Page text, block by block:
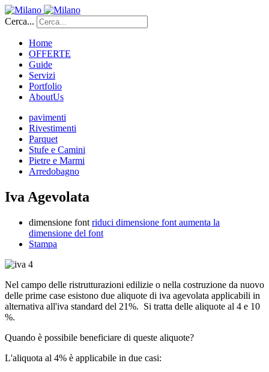
Cerca...
Home
OFFERTE
Guide
Servizi
Portfolio
AboutUs
pavimenti
Rivestimenti
Parquet
Stufe e Camini
Pietre e Marmi
Arredobagno
Iva Agevolata
dimensione font riduci dimensione font aumenta la
dimensione del font
Stampa
Nel campo delle ristrutturazioni edilizie o nella costruzione da nuovo
delle prime case esistono due aliquote di iva agevolata applicabili in
alternativa all'iva standard del 21%. Si tratta delle aliquote al 4 e 10
%.
Quando è possibile beneficiare di queste aliquote?
L'aliquota al 4% è applicabile in due casi: